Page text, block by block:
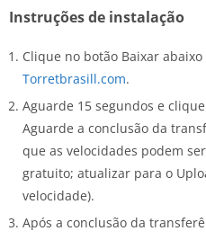
Instruções de instalação
Clique no botão Baixar
Torretbrasill.com.
Aguarde 15 segundos e
Aguarde a conclusão da
que as velocidades podem
gratuito; atualizar para o
velocidade).
Após a conclusão da